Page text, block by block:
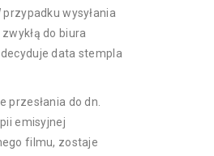
przypadku wysyłania
do biura
data stempla
przesłania do dn.
emisyjnej
filmu, zostaje